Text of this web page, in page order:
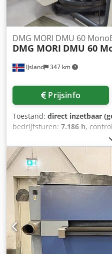
IJsland 347 km
DMG MORI DMU 60
DMG MORI DMU 60
Prijsinfo
Toestand: direct inzetbaar
bedrijfsturen: 7.186 h,
,
rpm, aantal assen:5, Dit 5-
MonoBlock werd
automatische
gereedschappen, een
12.000 tpm en een SK40
voorzieningen zijn een
quickSET en 40 bar
complexe en precieze
bevindt zich in IJsland. Neem
meer informatie. Dedpfxex D